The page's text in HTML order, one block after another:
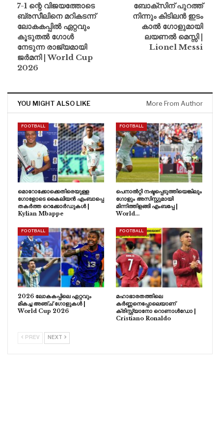
7-1 ന്റെ വിജയത്തോടെ
ബ്രസീലിനെ മറികടന്ന്
ലോകകപ്പിൽ ഏറ്റവും
കൂടുതൽ ഗോൾ
നേടുന്ന രാജ്യമായി
ജർമനി | World Cup
2026
ബോക്സിന് പുറത്ത്
നിന്നും കിടിലൻ ഇടം
കാൽ ഗോളുമായി
ലയണൽ മെസ്സി |
Lionel Messi
YOU MIGHT ALSO LIKE More From Author
FOOTBALL
മൊറോക്കോക്കെതിരെയുള്ള
ഗോളോടെ കൈലിയൻ എംബാപ്പെ
തകർത്ത റെക്കോർഡുകൾ |
Kylian Mbappe
FOOTBALL
പെനാൽറ്റി നഷ്ടപ്പെടുത്തിയെങ്കിലും
ഗോളും അസിസ്റ്റുമായി
മിന്നിത്തിളങ്ങി എംബപ്പേ |
World…
FOOTBALL
2026 ലോകകപ്പിലെ ഏറ്റവും
മികച്ച അഞ്ച് ഗോളുകൾ |
World Cup 2026
FOOTBALL
മഹാഭാരതത്തിലെ
കർണ്ണനെപ്പോലെയാണ്
ക്രിസ്റ്റ്യാനോ റൊണാൾഡോ |
Cristiano Ronaldo
PREV NEXT